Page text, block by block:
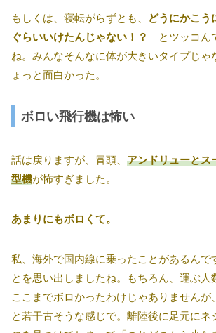
もしくは、寝転がらずとも、
どうにかこう
ぐらいいけたんじゃない！？
とツッコん
ね。みんなそんなに体が大きいタイプじゃ
ょっと面白かった。
ボロい飛行機は怖い
話は戻りますが、冒頭、 アンドリューとス
型機が怖すぎました。
あまりにもボロくて。
私、海外で国内線に乗ったことがあるんで
とを思い出しましたね。もちろん、運ぶ人
ここまでボロかったわけじゃありませんが
と若干古そうな感じで。離陸後に足元にネ